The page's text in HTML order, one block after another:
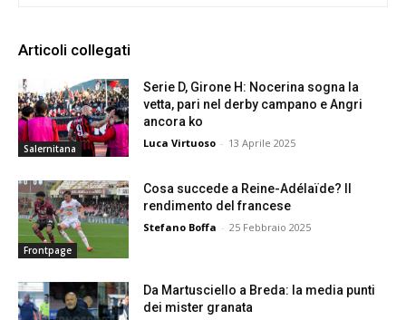
Articoli collegati
Salernitana
Serie D, Girone H: Nocerina sogna la
vetta, pari nel derby campano e Angri
ancora ko
Luca Virtuoso - 13 Aprile 2025
Frontpage
Cosa succede a Reine-Adélaïde? Il
rendimento del francese
Stefano Boffa - 25 Febbraio 2025
Da Martusciello a Breda: la media punti
dei mister granata